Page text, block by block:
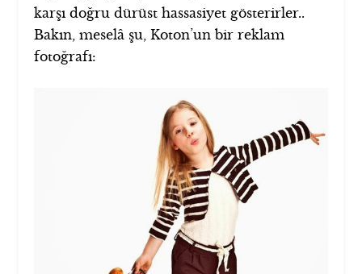
karşı doğru dürüst hassasiyet gösterirler..
Bakın, meselâ şu, Koton’un bir reklam
fotoğrafı: